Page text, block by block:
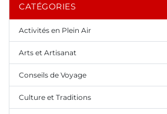
CATÉGORIES
Activités en Plein Air
Arts et Artisanat
Conseils de Voyage
Culture et Traditions